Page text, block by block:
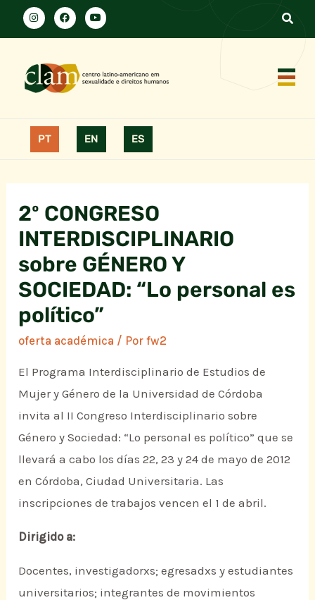
PT EN ES
2º CONGRESO
INTERDISCIPLINARIO
sobre GÉNERO Y
SOCIEDAD: “Lo personal es
político”
oferta académica / Porfw2
El Programa Interdisciplinario de Estudios de
Mujer y Género de la Universidad de Córdoba
invita al II Congreso Interdisciplinario sobre
Género y Sociedad: “Lo personal es político” que se
llevará a cabo los días 22, 23 y 24 de mayo de 2012
en Córdoba, Ciudad Universitaria. Las
inscripciones de trabajos vencen el 1 de abril.
Dirigido a:
Docentes, investigadorxs; egresadxs y estudiantes
universitarios; integrantes de movimientos